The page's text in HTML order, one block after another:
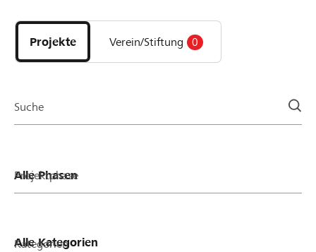
DE FR IT
Projekte
und
Organisationen
Projekte Verein/Stiftung 0
Suche
Projektphase
Kategorien